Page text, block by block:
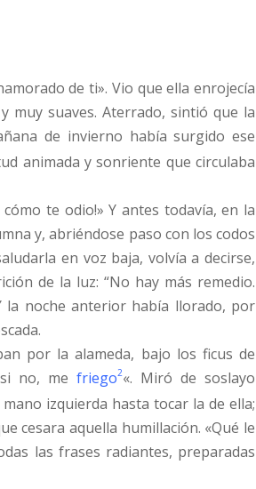
de ti». Vio que ella enrojecía
muy suaves. Aterrado, sintió que la
de invierno había surgido ese
animada y sonriente que circulaba
te odio!» Y antes todavía, en la
y, abriéndose paso con los codos
en voz baja, volvía a decirse,
de la luz: “No hay más remedio.
la noche anterior había llorado, por
por la alameda, bajo los ficus de
no, me friego2«. Miró de soslayo
izquierda hasta tocar la de ella;
cesara aquella humillación. «Qué le
las frases radiantes, preparadas